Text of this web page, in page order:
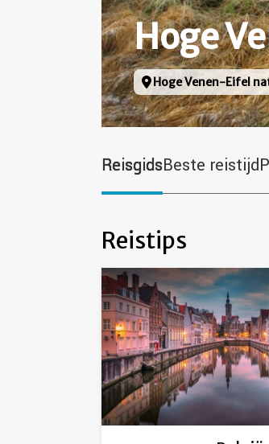
Hoge
Locatie
Hoge Venen-Eifel
ReisgidsBeste reistijd
Reistips